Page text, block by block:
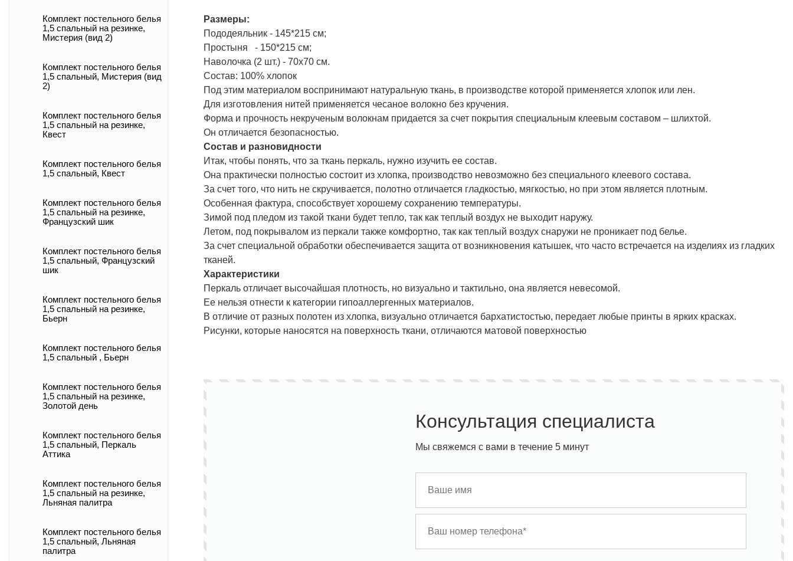
Комплект постельного белья
1,5 спальный на резинке,
Мистерия (вид 2)
Комплект постельного белья
1,5 спальный, Мистерия (вид
2)
Комплект постельного белья
1,5 спальный на резинке,
Квест
Комплект постельного белья
1,5 спальный, Квест
Комплект постельного белья
1,5 спальный на резинке,
Французский шик
Комплект постельного белья
1,5 спальный, Французский
шик
Комплект постельного белья
1,5 спальный на резинке,
Бьерн
Комплект постельного белья
1,5 спальный , Бьерн
Комплект постельного белья
1,5 спальный на резинке,
Золотой день
Комплект постельного белья
1,5 спальный, Перкаль
Аттика
Комплект постельного белья
1,5 спальный на резинке,
Льняная палитра
Комплект постельного белья
1,5 спальный, Льняная
палитра
Размеры:
Пододеяльник - 145*215 см;
Простыня - 150*215 см;
Наволочка (2 шт.) - 70х70 см.
Состав: 100% хлопок
Под этим материалом воспринимают натуральную ткань, в производстве которой применяется хлопок или лен.
Для изготовления нитей применяется чесаное волокно без кручения.
Форма и прочность некрученым волокнам придается за счет покрытия специальным клеевым составом – шлихтой.
Он отличается безопасностью.
Состав и разновидности
Итак, чтобы понять, что за ткань перкаль, нужно изучить ее состав.
Она практически полностью состоит из хлопка, производство невозможно без специального клеевого состава.
За счет того, что нить не скручивается, полотно отличается гладкостью, мягкостью, но при этом является плотным.
Особенная фактура, способствует хорошему сохранению температуры.
Зимой под пледом из такой ткани будет тепло, так как теплый воздух не выходит наружу.
Летом, под покрывалом из перкали также комфортно, так как теплый воздух снаружи не проникает под белье.
За счет специальной обработки обеспечивается защита от возникновения катышек, что часто встречается на изделиях из гладких
тканей.
Характеристики
Перкаль отличает высочайшая плотность, но визуально и тактильно, она является невесомой.
Ее нельзя отнести к категории гипоаллергенных материалов.
В отличие от разных полотен из хлопка, визуально отличается бархатистостью, передает любые принты в ярких красках.
Рисунки, которые наносятся на поверхность ткани, отличаются матовой поверхностью
Консультация специалиста
Мы свяжемся с вами в течение 5 минут